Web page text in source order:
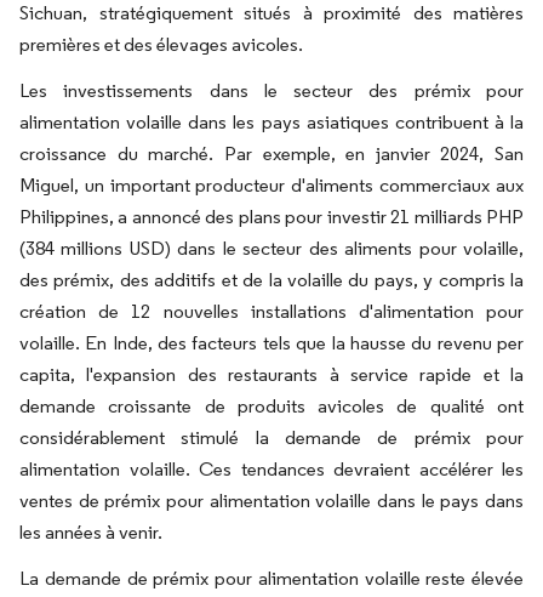
Sichuan, stratégiquement situés à proximité des matières
premières et des élevages avicoles.
Les investissements dans le secteur des prémix pour
alimentation volaille dans les pays asiatiques contribuent à la
croissance du marché. Par exemple, en janvier 2024, San
Miguel, un important producteur d'aliments commerciaux aux
Philippines, a annoncé des plans pour investir 21 milliards PHP
(384 millions USD) dans le secteur des aliments pour volaille,
des prémix, des additifs et de la volaille du pays, y compris la
création de 12 nouvelles installations d'alimentation pour
volaille. En Inde, des facteurs tels que la hausse du revenu per
capita, l'expansion des restaurants à service rapide et la
demande croissante de produits avicoles de qualité ont
considérablement stimulé la demande de prémix pour
alimentation volaille. Ces tendances devraient accélérer les
ventes de prémix pour alimentation volaille dans le pays dans
les années à venir.
La demande de prémix pour alimentation volaille reste élevée